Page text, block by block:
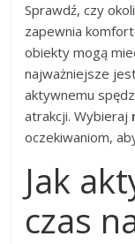
Sprawdź, czy
zapewnia
obiekty mogą
najważniejsze
aktywnemu
atrakcji. Wybieraj
oczekiwaniom,
Jak
czas